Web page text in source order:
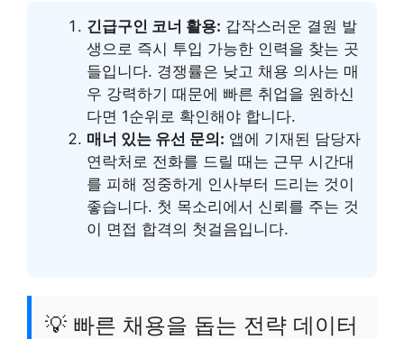
긴급구인 코너 활용: 갑작스러운 결원 발
생으로 즉시 투입 가능한 인력을 찾는 곳
들입니다. 경쟁률은 낮고 채용 의사는 매
우 강력하기 때문에 빠른 취업을 원하신
다면 1순위로 확인해야 합니다.
매너 있는 유선 문의: 앱에 기재된 담당자
연락처로 전화를 드릴 때는 근무 시간대
를 피해 정중하게 인사부터 드리는 것이
좋습니다. 첫 목소리에서 신뢰를 주는 것
이 면접 합격의 첫걸음입니다.
💡 빠른 채용을 돕는 전략 데이터